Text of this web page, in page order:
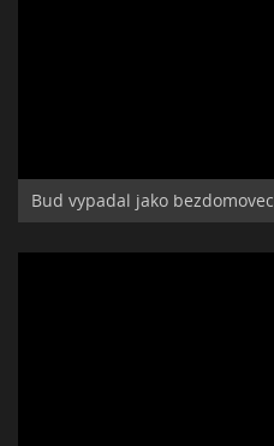
Bud vypadal jako bezdomovec